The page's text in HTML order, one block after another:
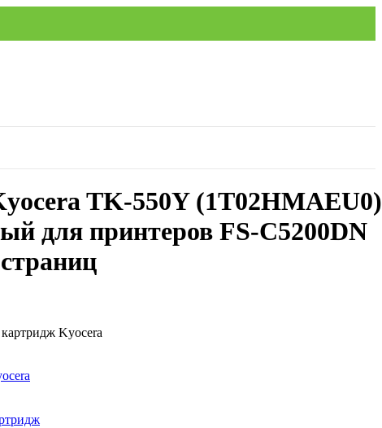
TK-550Y (1T02HMAEU0)
для принтеров FS-C5200DN
Kyocera